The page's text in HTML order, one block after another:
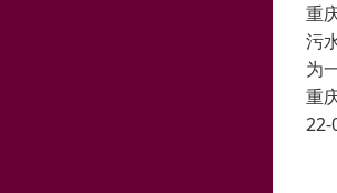
重
污
为
重
22-